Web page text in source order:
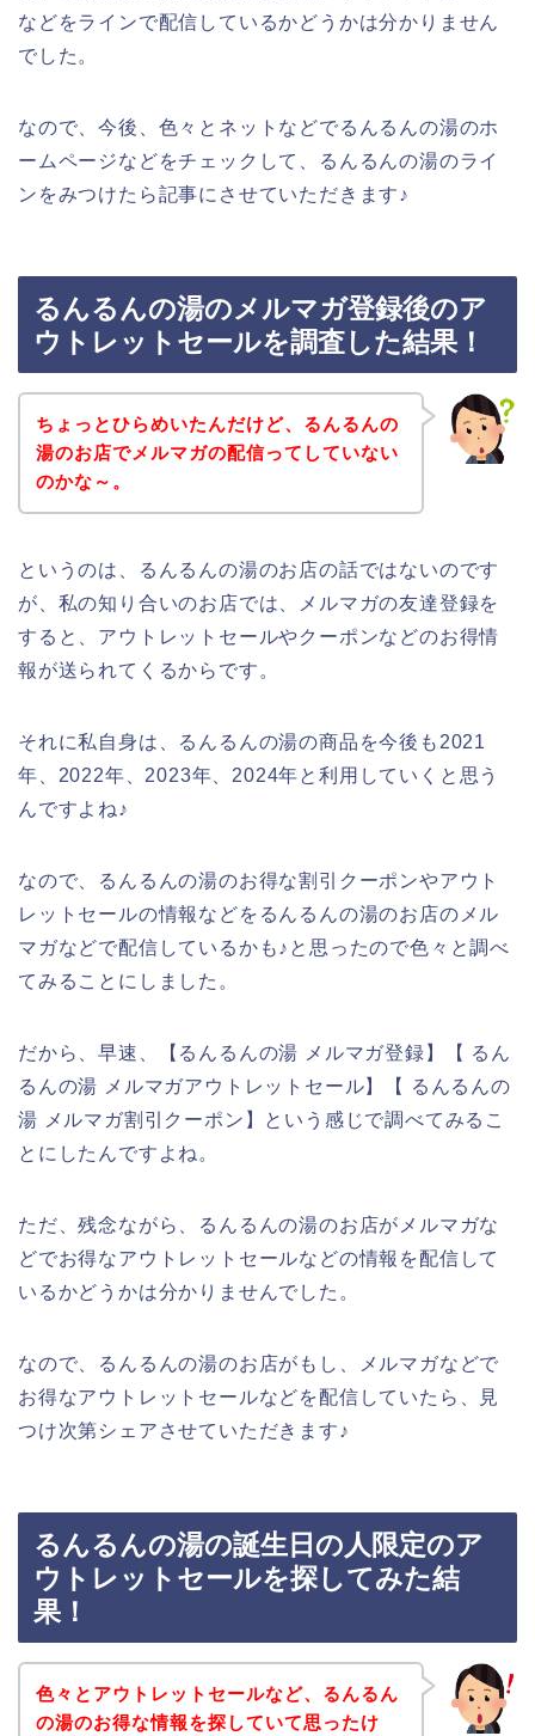
などをラインで配信しているかどうかは分かりません
でした。
なので、今後、色々とネットなどでるんるんの湯のホ
ームページなどをチェックして、るんるんの湯のライ
ンをみつけたら記事にさせていただきます♪
るんるんの湯のメルマガ登録後のア
ウトレットセールを調査した結果！
ちょっとひらめいたんだけど、るんるんの
湯のお店でメルマガの配信ってしていない
のかな～。
というのは、るんるんの湯のお店の話ではないのです
が、私の知り合いのお店では、メルマガの友達登録を
すると、アウトレットセールやクーポンなどのお得情
報が送られてくるからです。
それに私自身は、るんるんの湯の商品を今後も2021
年、2022年、2023年、2024年と利用していくと思う
んですよね♪
なので、るんるんの湯のお得な割引クーポンやアウト
レットセールの情報などをるんるんの湯のお店のメル
マガなどで配信しているかも♪と思ったので色々と調べ
てみることにしました。
だから、早速、【るんるんの湯 メルマガ登録】【 るん
るんの湯 メルマガアウトレットセール】【 るんるんの
湯 メルマガ割引クーポン】という感じで調べてみるこ
とにしたんですよね。
ただ、残念ながら、るんるんの湯のお店がメルマガな
どでお得なアウトレットセールなどの情報を配信して
いるかどうかは分かりませんでした。
なので、るんるんの湯のお店がもし、メルマガなどで
お得なアウトレットセールなどを配信していたら、見
つけ次第シェアさせていただきます♪
るんるんの湯の誕生日の人限定のア
ウトレットセールを探してみた結
果！
色々とアウトレットセールなど、るんるん
の湯のお得な情報を探していて思ったけ